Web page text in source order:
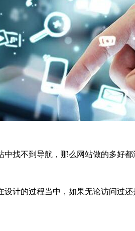
找不到导航，那么网站做的多好
计的过程当中，如果无论访问过